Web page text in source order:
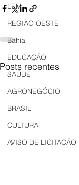
LEM
REGIÃO OESTE
Bahia
EDUCAÇÃO
SAÚDE
AGRONEGÓCIO
BRASIL
CULTURA
AVISO DE LICITAÇÃO
Posts recentes